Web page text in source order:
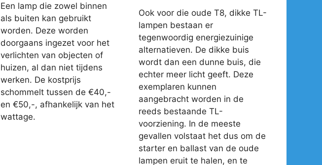
Een lamp die zowel binnen
als buiten kan gebruikt
worden. Deze worden
doorgaans ingezet voor het
verlichten van objecten of
huizen, al dan niet tijdens
werken. De kostprijs
schommelt tussen de €40,-
en €50,-, afhankelijk van het
wattage.
Ook voor die oude T8, dikke TL-
lampen bestaan er
tegenwoordig energiezuinige
alternatieven. De dikke buis
wordt dan een dunne buis, die
echter meer licht geeft. Deze
exemplaren kunnen
aangebracht worden in de
reeds bestaande TL-
voorziening. In de meeste
gevallen volstaat het dus om de
starter en ballast van de oude
lampen eruit te halen, en te